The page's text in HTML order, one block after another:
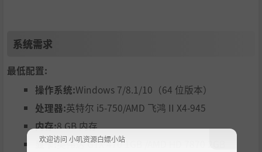
系统需求
最低配置:
操作系统:Windows 7/8.1/10（64 位版本）
处理器:英特尔 i5-750/AMD 飞鸿 II X4-945
内存:8 GB 内存
显卡:英伟达 GTX 470 1GB /AMD HD 7870 2GB
欢迎访问 小叽资源白嫖小站